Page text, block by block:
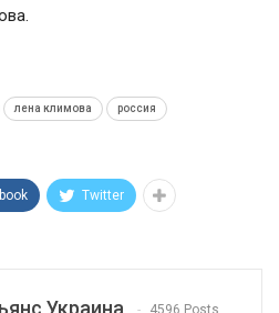
лена климова россия
Twitter
Украина 4596 Posts